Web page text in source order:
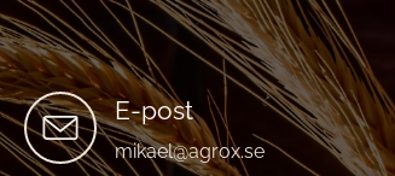
E-post
mikael@agrox.se